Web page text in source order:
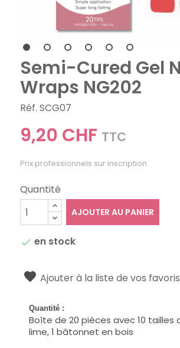
Semi-Cured Gel
Wraps NG202
Réf. SCG07
9,20 CHF TTC
Prix professionnels sur inscription
Quantité
AJOUTER AU PANIER
 en stock
Ajouter à la liste de vos favoris
Quantité :
Boîte de 20 pièces avec 10 tailles
lime, 1 bâtonnet en bois